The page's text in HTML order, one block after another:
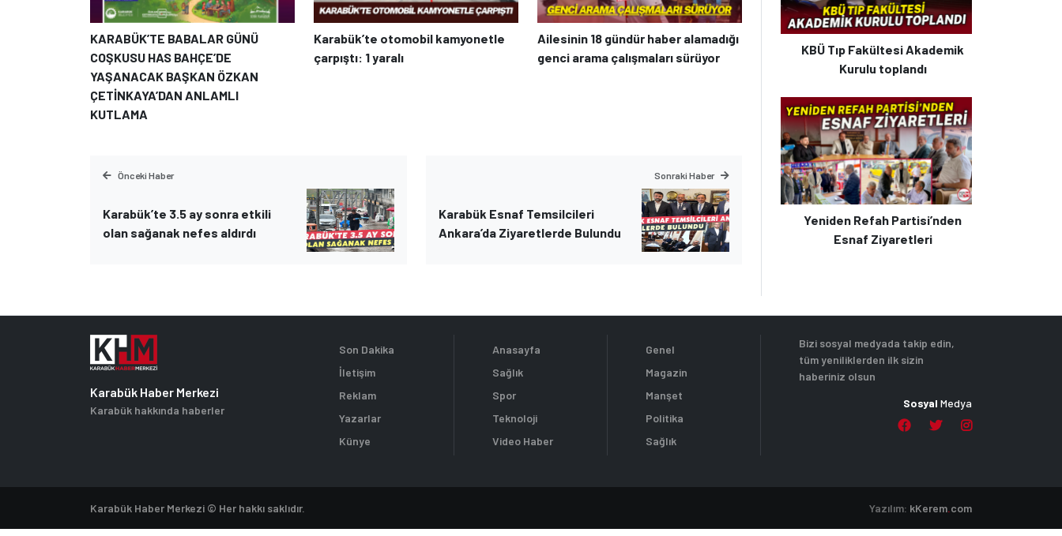
KARABÜK’TE BABALAR GÜNÜ
COŞKUSU HAS BAHÇE’DE
YAŞANACAK BAŞKAN ÖZKAN
ÇETİNKAYA’DAN ANLAMLI
KUTLAMA
Karabük’te otomobil kamyonetle
çarpıştı: 1 yaralı
Ailesinin 18 gündür haber alamadığı
genci arama çalışmaları sürüyor
Önceki Haber
Karabük’te 3.5 ay sonra etkili
olan sağanak nefes aldırdı
Sonraki Haber
Karabük Esnaf Temsilcileri
Ankara’da Ziyaretlerde Bulundu
KBÜ Tıp Fakültesi Akademik
Kurulu toplandı
Yeniden Refah Partisi’nden
Esnaf Ziyaretleri
Karabük Haber Merkezi
Karabük hakkında haberler
Son Dakika
İletişim
Reklam
Yazarlar
Künye
Anasayfa
Sağlık
Spor
Teknoloji
Video Haber
Genel
Magazin
Manşet
Politika
Sağlık
Bizi sosyal medyada takip edin,
tüm yeniliklerden ilk sizin
haberiniz olsun
Sosyal Medya
Karabük Haber Merkezi © Her hakkı saklıdır. Yazılım: kKerem.com